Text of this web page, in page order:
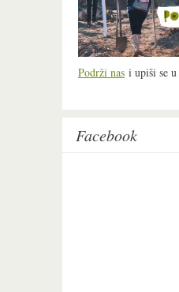
Podrži nas i upiši se u
Facebook